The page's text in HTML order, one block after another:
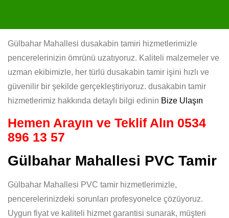
Gülbahar Mahallesi dusakabin tamiri hizmetlerimizle
pencerelerinizin ömrünü uzatıyoruz. Kaliteli malzemeler ve
uzman ekibimizle, her türlü dusakabin tamir işini hızlı ve
güvenilir bir şekilde gerçekleştiriyoruz. dusakabin tamir
hizmetlerimiz hakkında detaylı bilgi edinin Bize Ulaşın
Hemen Arayın ve Teklif Alın 0534
896 13 57
Gülbahar Mahallesi PVC Tamir
Gülbahar Mahallesi PVC tamir hizmetlerimizle,
pencerelerinizdeki sorunları profesyonelce çözüyoruz.
Uygun fiyat ve kaliteli hizmet garantisi sunarak, müşteri